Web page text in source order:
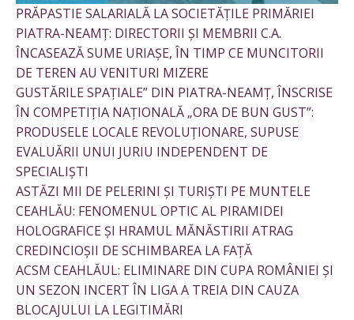
PRĂPASTIE SALARIALĂ LA SOCIETĂȚILE PRIMĂRIEI
PIATRA-NEAMȚ: DIRECTORII ȘI MEMBRII C.A.
ÎNCASEAZĂ SUME URIAȘE, ÎN TIMP CE MUNCITORII
DE TEREN AU VENITURI MIZERE
GUSTĂRILE SPAȚIALE” DIN PIATRA-NEAMȚ, ÎNSCRISE
ÎN COMPETIȚIA NAȚIONALĂ „ORA DE BUN GUST”:
PRODUSELE LOCALE REVOLUȚIONARE, SUPUSE
EVALUĂRII UNUI JURIU INDEPENDENT DE
SPECIALIȘTI
ASTĂZI MII DE PELERINI ȘI TURIȘTI PE MUNTELE
CEAHLĂU: FENOMENUL OPTIC AL PIRAMIDEI
HOLOGRAFICE ȘI HRAMUL MĂNĂSTIRII ATRAG
CREDINCIOȘII DE SCHIMBAREA LA FAȚĂ
ACSM CEAHLĂUL: ELIMINARE DIN CUPA ROMÂNIEI ȘI
UN SEZON INCERT ÎN LIGA A TREIA DIN CAUZA
BLOCAJULUI LA LEGITIMĂRI